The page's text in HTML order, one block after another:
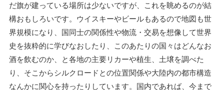
だ旗が建っている場所は少ないですが、これを眺めるのが結
構おもしろいです。ウイスキーやビールもあるので地図も世
界規模になり、国同士の関係性や物流・交易を想像して世界
史を抜粋的に学びなおしたり、このあたりの国々はどんなお
酒を飲むのか、と各地の主要リカーや植生、土壌を調べた
り、そこからシルクロードとの位置関係や大陸内の都市構造
なんかに関心を持ったりしています。国内であれば、今まで